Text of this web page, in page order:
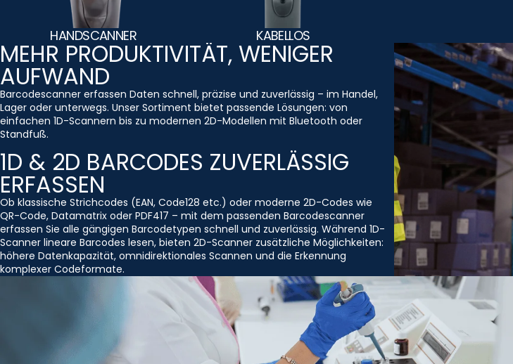
HANDSCANNER KABELLOS
MEHR PRODUKTIVITÄT, WENIGER
AUFWAND
Barcodescanner erfassen Daten schnell, präzise und zuverlässig – im Handel,
Lager oder unterwegs. Unser Sortiment bietet passende Lösungen: von
einfachen 1D-Scannern bis zu modernen 2D-Modellen mit Bluetooth oder
Standfuß.
1D & 2D BARCODES ZUVERLÄSSIG
ERFASSEN
Ob klassische Strichcodes (EAN, Code128 etc.) oder moderne 2D-Codes wie
QR-Code, Datamatrix oder PDF417 – mit dem passenden Barcodescanner
erfassen Sie alle gängigen Barcodetypen schnell und zuverlässig. Während 1D-
Scanner lineare Barcodes lesen, bieten 2D-Scanner zusätzliche Möglichkeiten:
höhere Datenkapazität, omnidirektionales Scannen und die Erkennung
komplexer Codeformate.